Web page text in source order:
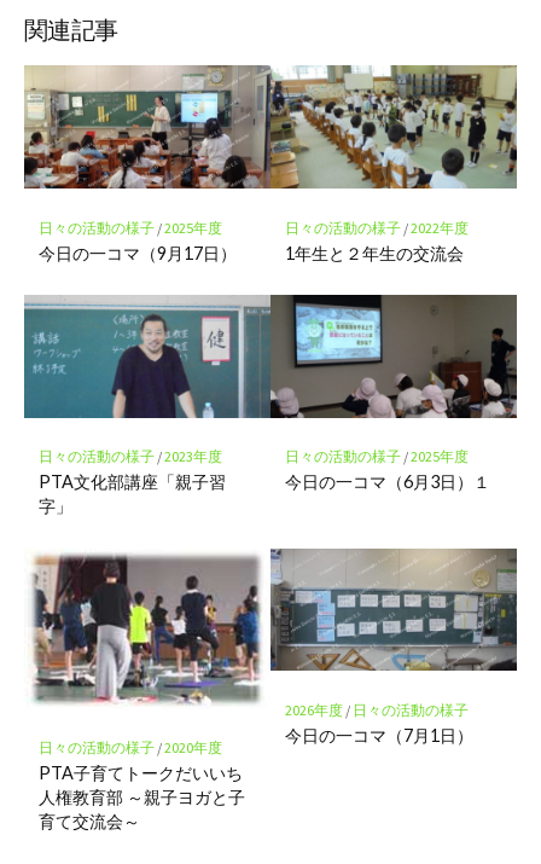
ア
ク
マ
ー
ク
に
保
存
関連記事
日々の活動の様子/2025年度
今日の一コマ（9月17日）
日々の活動の様子/2022年度
1年生と２年生の交流会
日々の活動の様子/2023年度
PTA文化部講座「親子習
字」
日々の活動の様子/2025年度
今日の一コマ（6月3日）１
日々の活動の様子/2020年度
PTA子育てトークだいいち
人権教育部 ～親子ヨガと子
育て交流会～
2026年度/ 日々の活動の様子
今日の一コマ（7月1日）